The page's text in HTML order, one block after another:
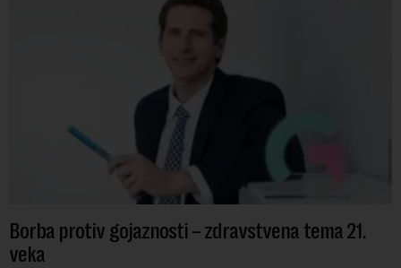
Borba protiv gojaznosti – zdravstvena tema 21.
veka